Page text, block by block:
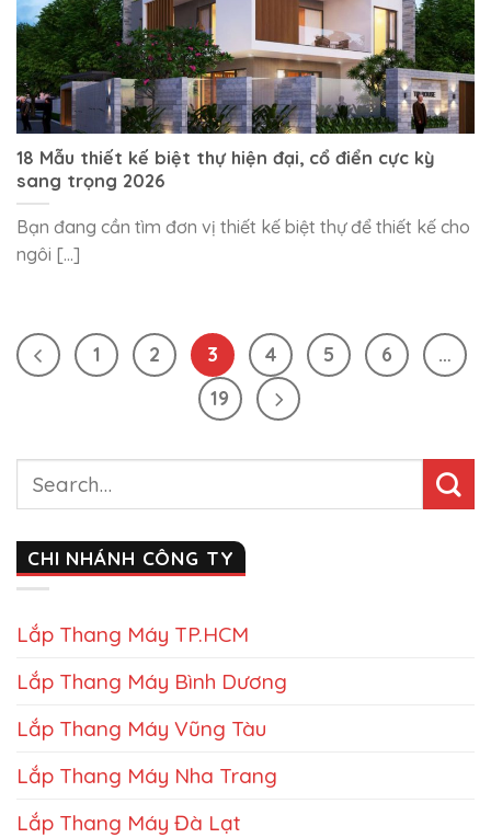
18 Mẫu thiết kế biệt thự hiện đại, cổ điển cực kỳ
sang trọng 2026
Bạn đang cần tìm đơn vị thiết kế biệt thự để thiết kế cho
ngôi [...]
1 2 3 4 5 6
…
19
CHI NHÁNH CÔNG TY
Lắp Thang Máy TP.HCM
Lắp Thang Máy Bình Dương
Lắp Thang Máy Vũng Tàu
Lắp Thang Máy Nha Trang
Lắp Thang Máy Đà Lạt